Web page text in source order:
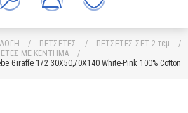
/ ΠΕΤΣΕΤΕΣ / ΠΕΤΣΕΤΕΣ ΣΕΤ 2 τεμ
/
ΜΕ ΚΕΝΤΗΜΑ
/
Giraffe 172 30X50,70X140 White-Pink 100% Cotton